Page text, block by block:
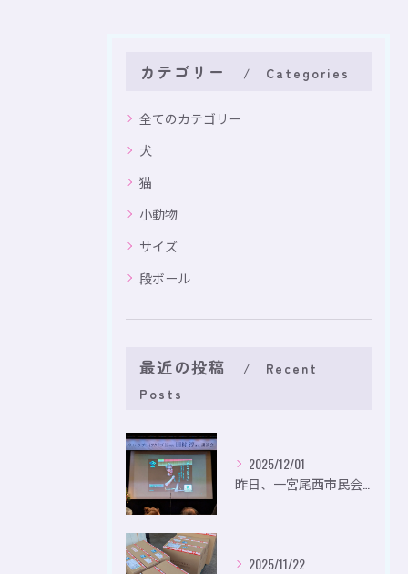
カテゴリー Categories
全てのカテゴリー
犬
猫
小動物
サイズ
段ボール
最近の投稿
Recent
Posts
2025/12/01
2025/11/22